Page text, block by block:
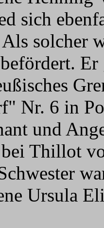
sich
solcher
Nr. 6 in
und
Thillot
Ursula